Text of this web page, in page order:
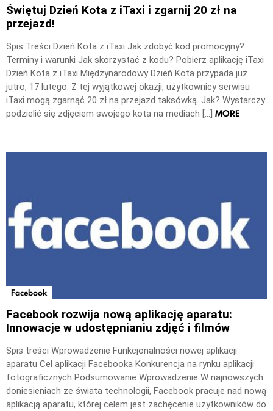
Świętuj Dzień Kota z iTaxi i zgarnij 20 zł na
przejazd!
Spis Treści Dzień Kota z iTaxi Jak zdobyć kod promocyjny?
Terminy i warunki Jak skorzystać z kodu? Pobierz aplikację iTaxi
Dzień Kota z iTaxi Międzynarodowy Dzień Kota przypada już
jutro, 17 lutego. Z tej wyjątkowej okazji, użytkownicy serwisu
iTaxi mogą zgarnąć 20 zł na przejazd taksówką. Jak? Wystarczy
podzielić się zdjęciem swojego kota na mediach […] MORE
Facebook
Facebook rozwija nową aplikację aparatu:
Innowacje w udostępnianiu zdjęć i filmów
Spis treści Wprowadzenie Funkcjonalności nowej aplikacji
aparatu Cel aplikacji Facebooka Konkurencja na rynku aplikacji
fotograficznych Podsumowanie Wprowadzenie W najnowszych
doniesieniach ze świata technologii, Facebook pracuje nad nową
aplikacją aparatu, której celem jest zachęcenie użytkowników do